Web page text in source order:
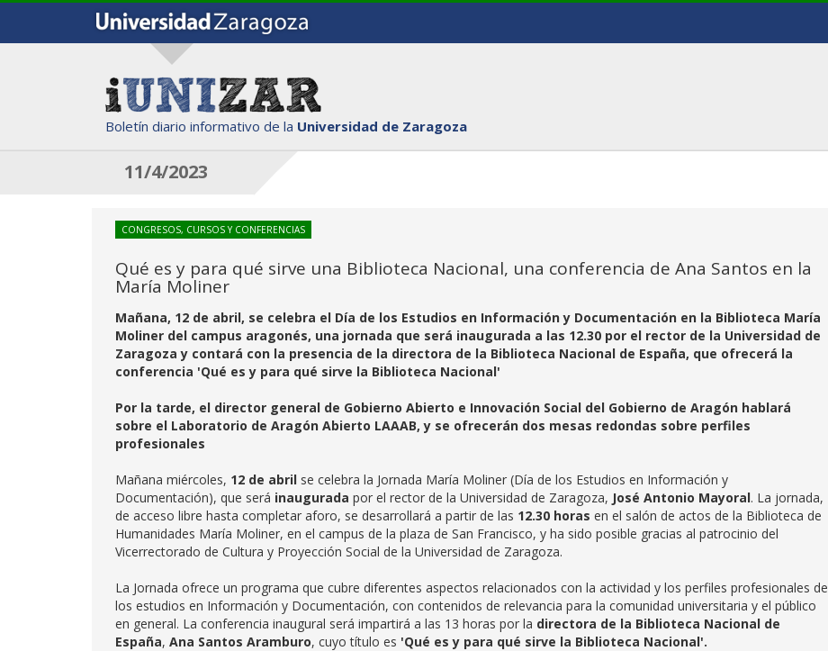
Boletín diario informativo de la Universidad de Zaragoza
11/4/2023
CONGRESOS, CURSOS Y CONFERENCIAS
Qué es y para qué sirve una Biblioteca Nacional, una conferencia de Ana Santos en la
María Moliner
Mañana, 12 de abril, se celebra el Día de los Estudios en Información y Documentación en la Biblioteca María
Moliner del campus aragonés, una jornada que será inaugurada a las 12.30 por el rector de la Universidad de
Zaragoza y contará con la presencia de la directora de la Biblioteca Nacional de España, que ofrecerá la
conferencia 'Qué es y para qué sirve la Biblioteca Nacional'
Por la tarde, el director general de Gobierno Abierto e Innovación Social del Gobierno de Aragón hablará
sobre el Laboratorio de Aragón Abierto LAAAB, y se ofrecerán dos mesas redondas sobre perfiles
profesionales
Mañana miércoles, 12 de abril se celebra la Jornada María Moliner (Día de los Estudios en Información y
Documentación), que será inaugurada por el rector de la Universidad de Zaragoza, José Antonio Mayoral. La jornada,
de acceso libre hasta completar aforo, se desarrollará a partir de las 12.30 horas en el salón de actos de la Biblioteca de
Humanidades María Moliner, en el campus de la plaza de San Francisco, y ha sido posible gracias al patrocinio del
Vicerrectorado de Cultura y Proyección Social de la Universidad de Zaragoza.
La Jornada ofrece un programa que cubre diferentes aspectos relacionados con la actividad y los perfiles profesionales de
los estudios en Información y Documentación, con contenidos de relevancia para la comunidad universitaria y el público
en general. La conferencia inaugural será impartirá a las 13 horas por la directora de la Biblioteca Nacional de
España, Ana Santos Aramburo, cuyo título es 'Qué es y para qué sirve la Biblioteca Nacional'.